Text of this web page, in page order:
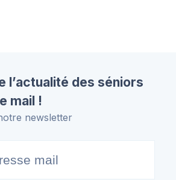
l’actualité des séniors
mail !
newsletter